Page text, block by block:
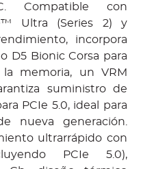
Compatible con
Ultra (Series 2) y
incorpora
D5 Bionic Corsa para
memoria, un VRM
suministro de
PCIe 5.0, ideal para
nueva generación.
ultrarrápido con
PCIe 5.0),